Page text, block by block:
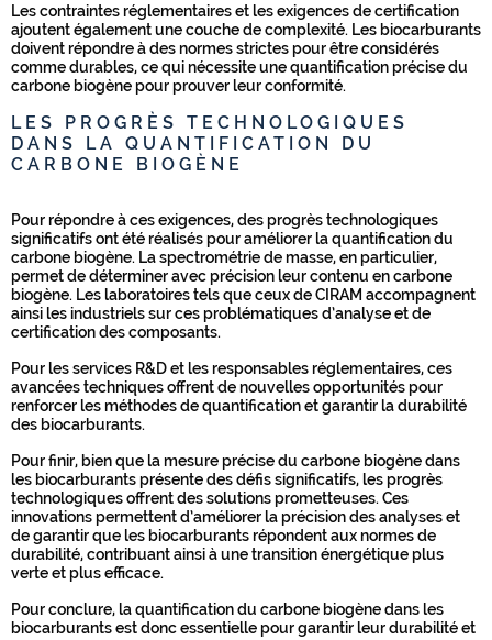
Les contraintes réglementaires et les exigences de certification
ajoutent également une couche de complexité. Les biocarburants
doivent répondre à des normes strictes pour être considérés
comme durables, ce qui nécessite une quantification précise du
carbone biogène pour prouver leur conformité.
LES PROGRÈS TECHNOLOGIQUES
DANS LA QUANTIFICATION DU
CARBONE BIOGÈNE
Pour répondre à ces exigences, des progrès technologiques
significatifs ont été réalisés pour améliorer la quantification du
carbone biogène. La spectrométrie de masse, en particulier,
permet de déterminer avec précision leur contenu en carbone
biogène. Les laboratoires tels que ceux de CIRAM accompagnent
ainsi les industriels sur ces problématiques d’analyse et de
certification des composants.
Pour les services R&D et les responsables réglementaires, ces
avancées techniques offrent de nouvelles opportunités pour
renforcer les méthodes de quantification et garantir la durabilité
des biocarburants.
Pour finir, bien que la mesure précise du carbone biogène dans
les biocarburants présente des défis significatifs, les progrès
technologiques offrent des solutions prometteuses. Ces
innovations permettent d’améliorer la précision des analyses et
de garantir que les biocarburants répondent aux normes de
durabilité, contribuant ainsi à une transition énergétique plus
verte et plus efficace.
Pour conclure, la quantification du carbone biogène dans les
biocarburants est donc essentielle pour garantir leur durabilité et